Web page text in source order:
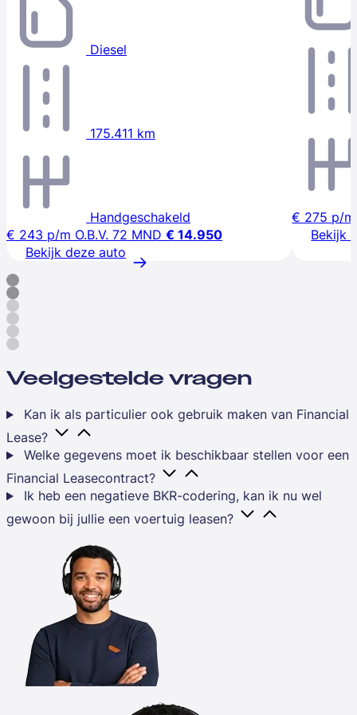
Diesel
175.411 km
Handgeschakeld
€ 243 p/m O.B.V. 72 MND € 14.950
Bekijk deze auto
€ 275 p/m
Bekijk
Veelgestelde vragen
Kan ik als particulier ook gebruik maken van Financial
Lease?
Welke gegevens moet ik beschikbaar stellen voor een
Financial Leasecontract?
Ik heb een negatieve BKR-codering, kan ik nu wel
gewoon bij jullie een voertuig leasen?